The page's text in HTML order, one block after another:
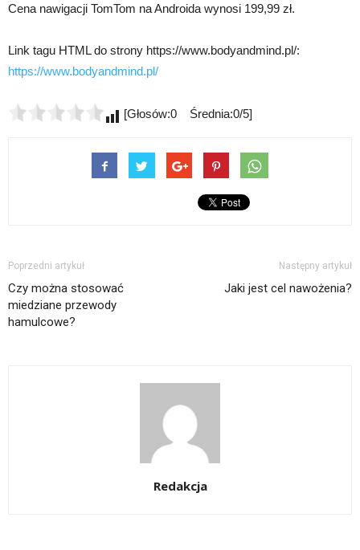
Cena nawigacji TomTom na Androida wynosi 199,99 zł.
Link tagu HTML do strony https://www.bodyandmind.pl/:
https://www.bodyandmind.pl/
[Głosów:0 Średnia:0/5]
Poprzedni artykuł
Czy można stosować
miedziane przewody
hamulcowe?
Następny artykuł
Jaki jest cel nawożenia?
Redakcja